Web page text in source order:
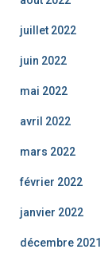
juillet 2022
juin 2022
mai 2022
avril 2022
mars 2022
février 2022
janvier 2022
décembre 2021